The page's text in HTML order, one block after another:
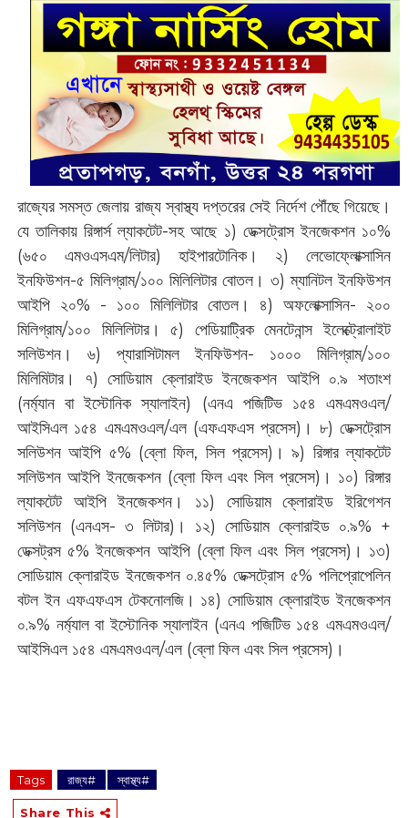
রাজ্যের সমস্ত জেলায় রাজ্য স্বাস্থ্য দপ্তরের সেই নির্দেশ পৌঁছে গিয়েছে।
যে তালিকায় রিঙ্গার্স ল্যাকটেট-সহ আছে ১) ডেক্সট্রোস ইনজেকশন ১০%
(৬৫০ এমওএসএম/লিটার) হাইপারটোনিক। ২) লেভোফ্লোক্সাসিন
ইনফিউশন-৫ মিলিগ্রাম/১০০ মিলিলিটার বোতল। ৩) ম্যানিটল ইনফিউশন
আইপি ২০% - ১০০ মিলিলিটার বোতল। ৪) অফলোক্সাসিন- ২০০
মিলিগ্রাম/১০০ মিলিলিটার। ৫) পেডিয়াট্রিক মেনটেনান্স ইলেক্ট্রোলাইট
সলিউশন। ৬) প্যারাসিটামল ইনফিউশন- ১০০০ মিলিগ্রাম/১০০
মিলিমিটার। ৭) সোডিয়াম ক্লোরাইড ইনজেকশন আইপি ০.৯ শতাংশ
(নর্ম্যান বা ইস্টোনিক স্যালাইন) (এনএ পজিটিভ ১৫৪ এমএমওএল/
আইসিএল ১৫৪ এমএমওএল/এল (এফএফএস প্রসেস)। ৮) ডেক্সট্রোস
সলিউশন আইপি ৫% (ব্লো ফিল, সিল প্রসেস)। ৯) রিঙ্গার ল্যাকটেট
সলিউশন আইপি ইনজেকশন (ব্লো ফিল এবং সিল প্রসেস)। ১০) রিঙ্গার
ল্যাকটেট আইপি ইনজেকশন। ১১) সোডিয়াম ক্লোরাইড ইরিগেশন
সলিউশন (এনএস- ৩ লিটার)। ১২) সোডিয়াম ক্লোরাইড ০.৯% +
ডেক্সট্রস ৫% ইনজেকশন আইপি (ব্লো ফিল এবং সিল প্রসেস)। ১৩)
সোডিয়াম ক্লোরাইড ইনজেকশন ০.৪৫% ডেক্সট্রোস ৫% পলিপ্রোপেলিন
বটল ইন এফএফএস টেকনোলজি। ১৪) সোডিয়াম ক্লোরাইড ইনজেকশন
০.৯% নর্ম্যাল বা ইস্টোনিক স্যালাইন (এনএ পজিটিভ ১৫৪ এমএমওএল/
আইসিএল ১৫৪ এমএমওএল/এল (ব্লো ফিল এবং সিল প্রসেস)।
Tags ‌ রাজ্য# ‌ স্বাস্থ্য#
Share This